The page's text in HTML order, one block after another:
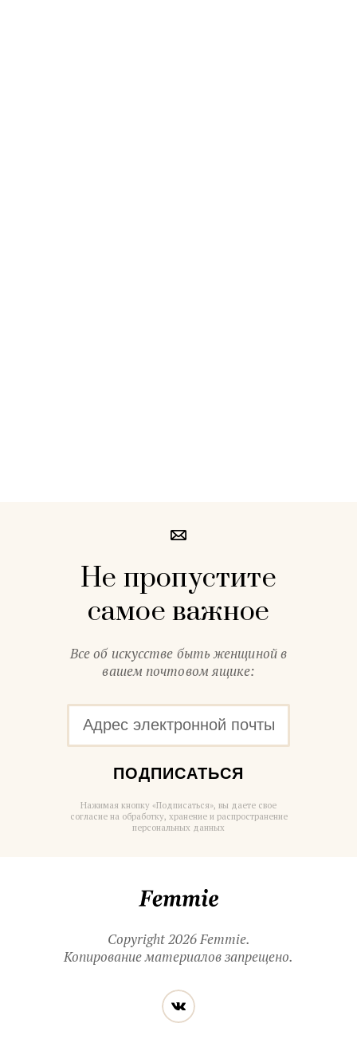
Не пропустите
самое важное
Все об искусстве быть женщиной в
вашем почтовом ящике:
ПОДПИСАТЬСЯ
Нажимая кнопку «Подписаться», вы даете свое
согласие на обработку, хранение и распространение
персональных данных
Copyright 2026 Femmie.
Копирование материалов запрещено.
Читайте
нас
в социальных